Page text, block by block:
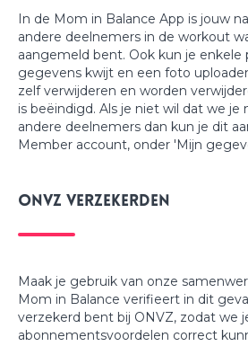
In de Mom in Balance App is jouw
andere deelnemers in de workout
aangemeld bent. Ook kun je enkele
gegevens kwijt en een foto
zelf verwijderen en worden
is beëindigd. Als je niet wil dat we
andere deelnemers dan kun je dit
Member account, onder 'Mijn
ONVZ VERZEKERDEN
Maak je gebruik van onze
Mom in Balance verifieert in dit
verzekerd bent bij ONVZ, zodat we
abonnementsvoordelen correct